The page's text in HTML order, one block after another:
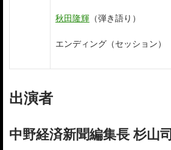
秋田隆輝 （弾き語り）
エンディング（セッション）
出演者
中野経済新聞編集長 杉山司